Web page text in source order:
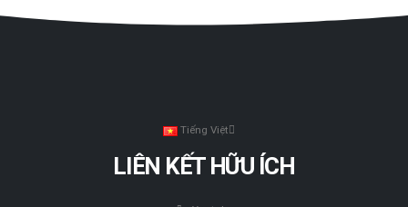
Tiếng Việt
LIÊN KẾT HỮU ÍCH